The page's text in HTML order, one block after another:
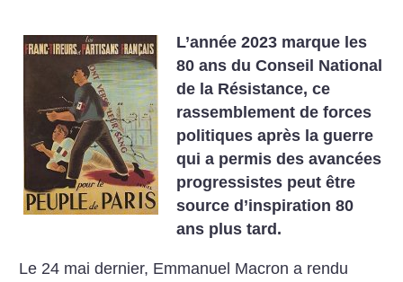
L’année 2023 marque les
80 ans du Conseil National
de la Résistance, ce
rassemblement de forces
politiques après la guerre
qui a permis des avancées
progressistes peut être
source d’inspiration 80
ans plus tard.
Le 24 mai dernier, Emmanuel Macron a rendu